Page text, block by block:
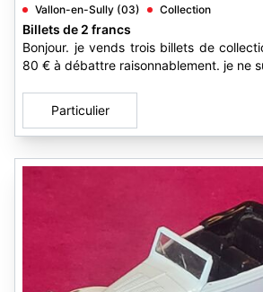
Vallon-en-Sully (03) Collection
Billets de 2 francs
Bonjour. je vends trois billets de
80 € à débattre raisonnablement. je ne
Particulier